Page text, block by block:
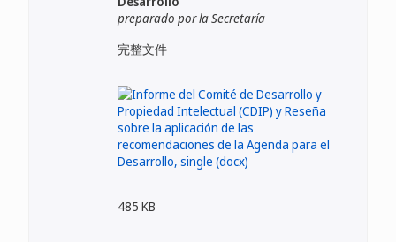
preparado por la Secretaría
完整文件
485 KB